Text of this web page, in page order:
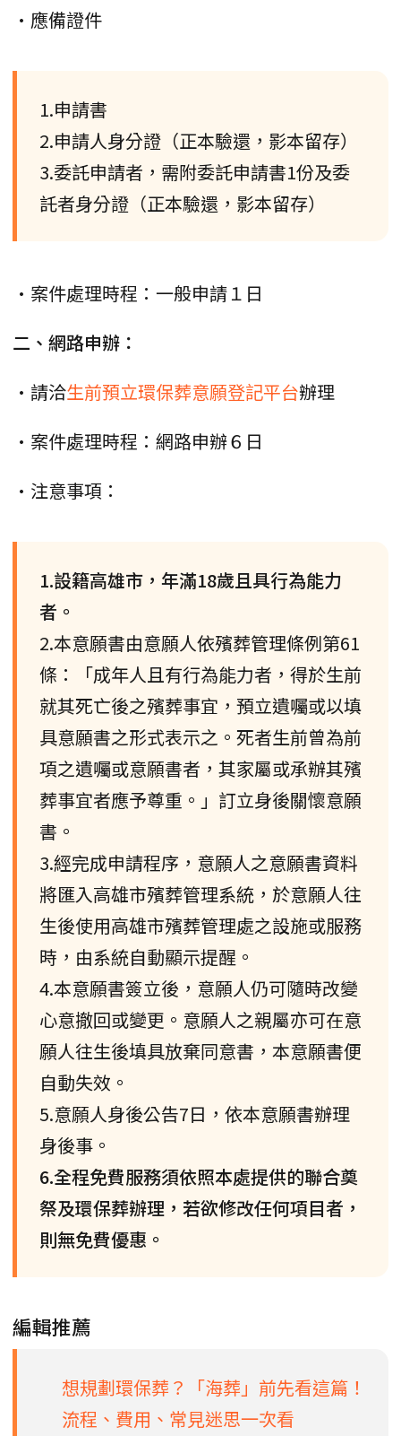
•應備證件
1.申請書
2.申請人身分證（正本驗還，影本留存）
3.委託申請者，需附委託申請書1份及委
託者身分證（正本驗還，影本留存）
•案件處理時程：一般申請１日
二、網路申辦：
•請洽生前預立環保葬意願登記平台辦理
•案件處理時程：網路申辦６日
•注意事項：
1.設籍高雄市，年滿18歲且具行為能力
者。
2.本意願書由意願人依殯葬管理條例第61
條：「成年人且有行為能力者，得於生前
就其死亡後之殯葬事宜，預立遺囑或以填
具意願書之形式表示之。死者生前曾為前
項之遺囑或意願書者，其家屬或承辦其殯
葬事宜者應予尊重。」訂立身後關懷意願
書。
3.經完成申請程序，意願人之意願書資料
將匯入高雄市殯葬管理系統，於意願人往
生後使用高雄市殯葬管理處之設施或服務
時，由系統自動顯示提醒。
4.本意願書簽立後，意願人仍可隨時改變
心意撤回或變更。意願人之親屬亦可在意
願人往生後填具放棄同意書，本意願書便
自動失效。
5.意願人身後公告7日，依本意願書辦理
身後事。
6.全程免費服務須依照本處提供的聯合奠
祭及環保葬辦理，若欲修改任何項目者，
則無免費優惠。
編輯推薦
想規劃環保葬？「海葬」前先看這篇！
流程、費用、常見迷思一次看